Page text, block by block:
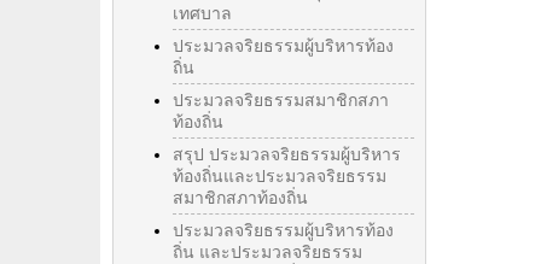
เทศบาล
ประมวลจริยธรรมผู้บริหารท้อง
ถิ่น
ประมวลจริยธรรมสมาชิกสภา
ท้องถิ่น
สรุป ประมวลจริยธรรมผู้บริหาร
ท้องถิ่นและประมวลจริยธรรม
สมาชิกสภาท้องถิ่น
ประมวลจริยธรรมผู้บริหารท้อง
ถิ่น และประมวลจริยธรรม